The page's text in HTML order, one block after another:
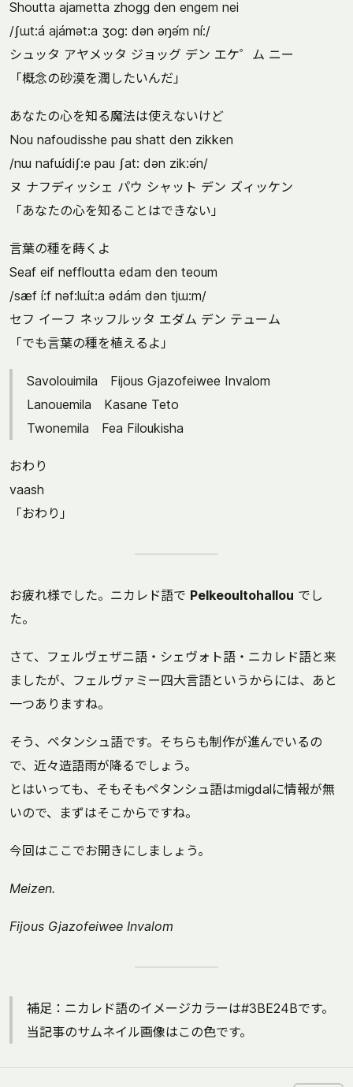
Shoutta ajametta zhogg den engem nei
/ʃɯt:á ajámət:a ʒog: dən əŋə́m ní:/
シュッタ アヤメッタ ジョッグ デン エケ゜ム ニー
「概念の砂漠を潤したいんだ」
あなたの心を知る魔法は使えないけど
Nou nafoudisshe pau shatt den zikken
/nɯ nafɯ́diʃ:e pau ʃat: dən zik:ə́n/
ヌ ナフディッシェ パウ シャット デン ズィッケン
「あなたの心を知ることはできない」
言葉の種を蒔くよ
Seaf eif neffloutta edam den teoum
/sæf í:f nəf:lɯ́t:a ədám dən tjɯ:m/
セフ イーフ ネッフルッタ エダム デン テューム
「でも言葉の種を植えるよ」
Savolouimila Fijous Gjazofeiwee Invalom
Lanouemila Kasane Teto
Twonemila Fea Filoukisha
おわり
vaash
「おわり」
お疲れ様でした。ニカレド語で Pelkeoultohallou でし
た。
さて、フェルヴェザニ語・シェヴォト語・ニカレド語と来
ましたが、フェルヴァミー四大言語というからには、あと
一つありますね。
そう、ペタンシュ語です。そちらも制作が進んでいるの
で、近々造語雨が降るでしょう。
とはいっても、そもそもペタンシュ語はmigdalに情報が無
いので、まずはそこからですね。
今回はここでお開きにしましょう。
Meizen.
Fijous Gjazofeiwee Invalom
補足：ニカレド語のイメージカラーは#3BE24Bです。
当記事のサムネイル画像はこの色です。